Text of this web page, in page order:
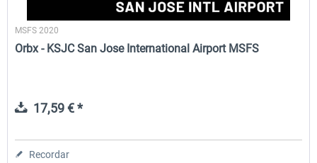
MSFS 2020
Orbx - KSJC San Jose International Airport MSFS
17,59 € *
Recordar